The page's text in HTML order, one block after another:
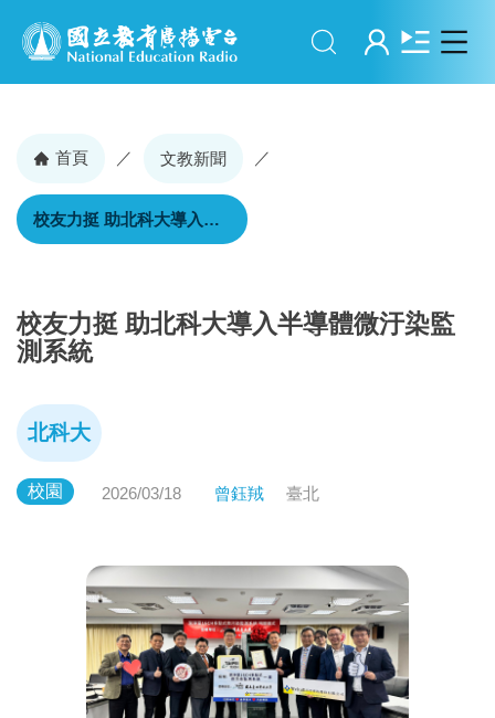
搜尋 登入
首頁 ／ 文教新聞 ／
校友力挺 助北科大導入半導體微汙染監測系統
校友力挺 助北科大導入半導體微汙染監
測系統
北科大
校園 2026/03/18 曾鈺羢 臺北